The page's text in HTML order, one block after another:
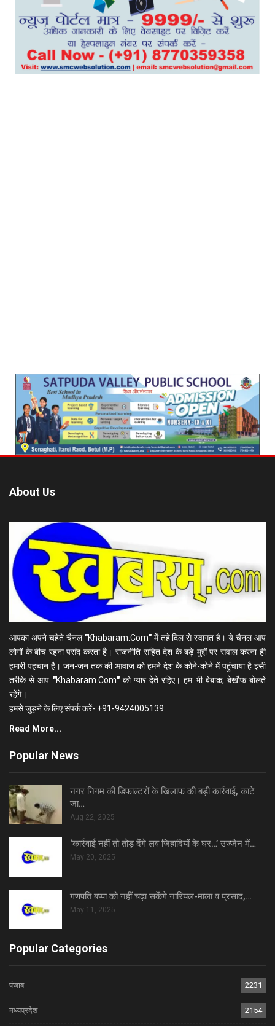
About Us
आपका अपने चहेते चैनल "Khabaram.Com"में तहे दिल से स्वागत है। ये चैनल आप
लोगों के बीच रहना पसंद करता है। राजनीति सहित देश के बड़े मुद्दों पर सवाल करना ही
हमारी पहचान है। जन-जन तक की आवाज को हमने देश के कोने-कोने में पहुंचाया है इसी
तरीके से आप "Khabaram.Com"को प्यार देते रहिए। हम भी बेबाक, बेखौफ बोलते
रहेंगे।
हमसे जुड़ने के लिए संपर्क करें- +91-9424005139
Read More...
Popular News
नगर निगम की डिफाल्टरों के खिलाफ की बड़ी कार्रवाई, काटे
जा…
Aug 22, 2025
‘कार्रवाई नहीं तो तोड़ देंगे लव जिहादियों के घर…’ उज्जैन में…
May 20, 2025
गणपति बप्पा को नहीं चढ़ा सकेंगे नारियल-माला व प्रसाद,…
May 11, 2025
Popular Categories
पंजाब 2231
मध्यप्रदेश 2154